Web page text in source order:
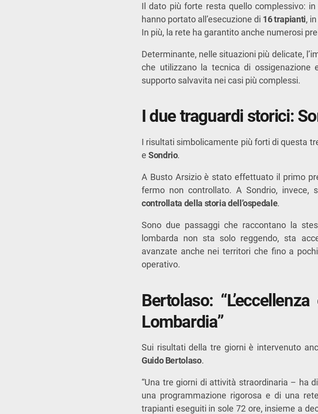
Il dato più forte resta quello complessivo:
hanno portato all’esecuzione di 16 trapianti,
In più, la rete ha garantito anche numerosi
Determinante, nelle situazioni più delicate,
che utilizzano la tecnica di ossigenazione
supporto salvavita nei casi più complessi.
I due traguardi storici:
I risultati simbolicamente più forti di questa
e Sondrio.
A Busto Arsizio è stato effettuato il primo
fermo non controllato. A Sondrio, invece,
controllata della storia dell’ospedale.
Sono due passaggi che raccontano la
lombarda non sta solo reggendo, sta
avanzate anche nei territori che fino a
operativo.
Bertolaso:
Lombardia”
Sui risultati della tre giorni è intervenuto
Guido Bertolaso.
“Una tre giorni di attività straordinaria – ha
una programmazione rigorosa e di una
trapianti eseguiti in sole 72 ore, insieme a